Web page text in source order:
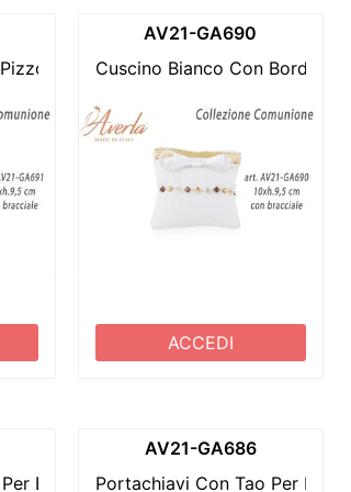
4xh.6,5 Cm
Gessetto Bimbo Comunione 4xh.6,5
Macramè 10xh.9,5 Cm Completo
AV21-GA690
Cuscino Bianco Con Bordo
ACCEDI
Comunione
Di Crocetta Madreperlata Collezione
Bimba Comunione H.14,5 Cm
AV21-GA686
Portachiavi Con Tao Per